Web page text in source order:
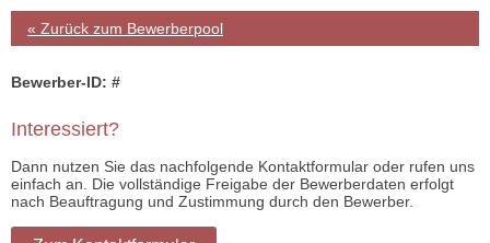
« Zurück zum Bewerberpool
Bewerber-ID: #
Interessiert?
Dann nutzen Sie das nachfolgende Kontaktformular oder rufen uns
einfach an. Die vollständige Freigabe der Bewerberdaten erfolgt
nach Beauftragung und Zustimmung durch den Bewerber.